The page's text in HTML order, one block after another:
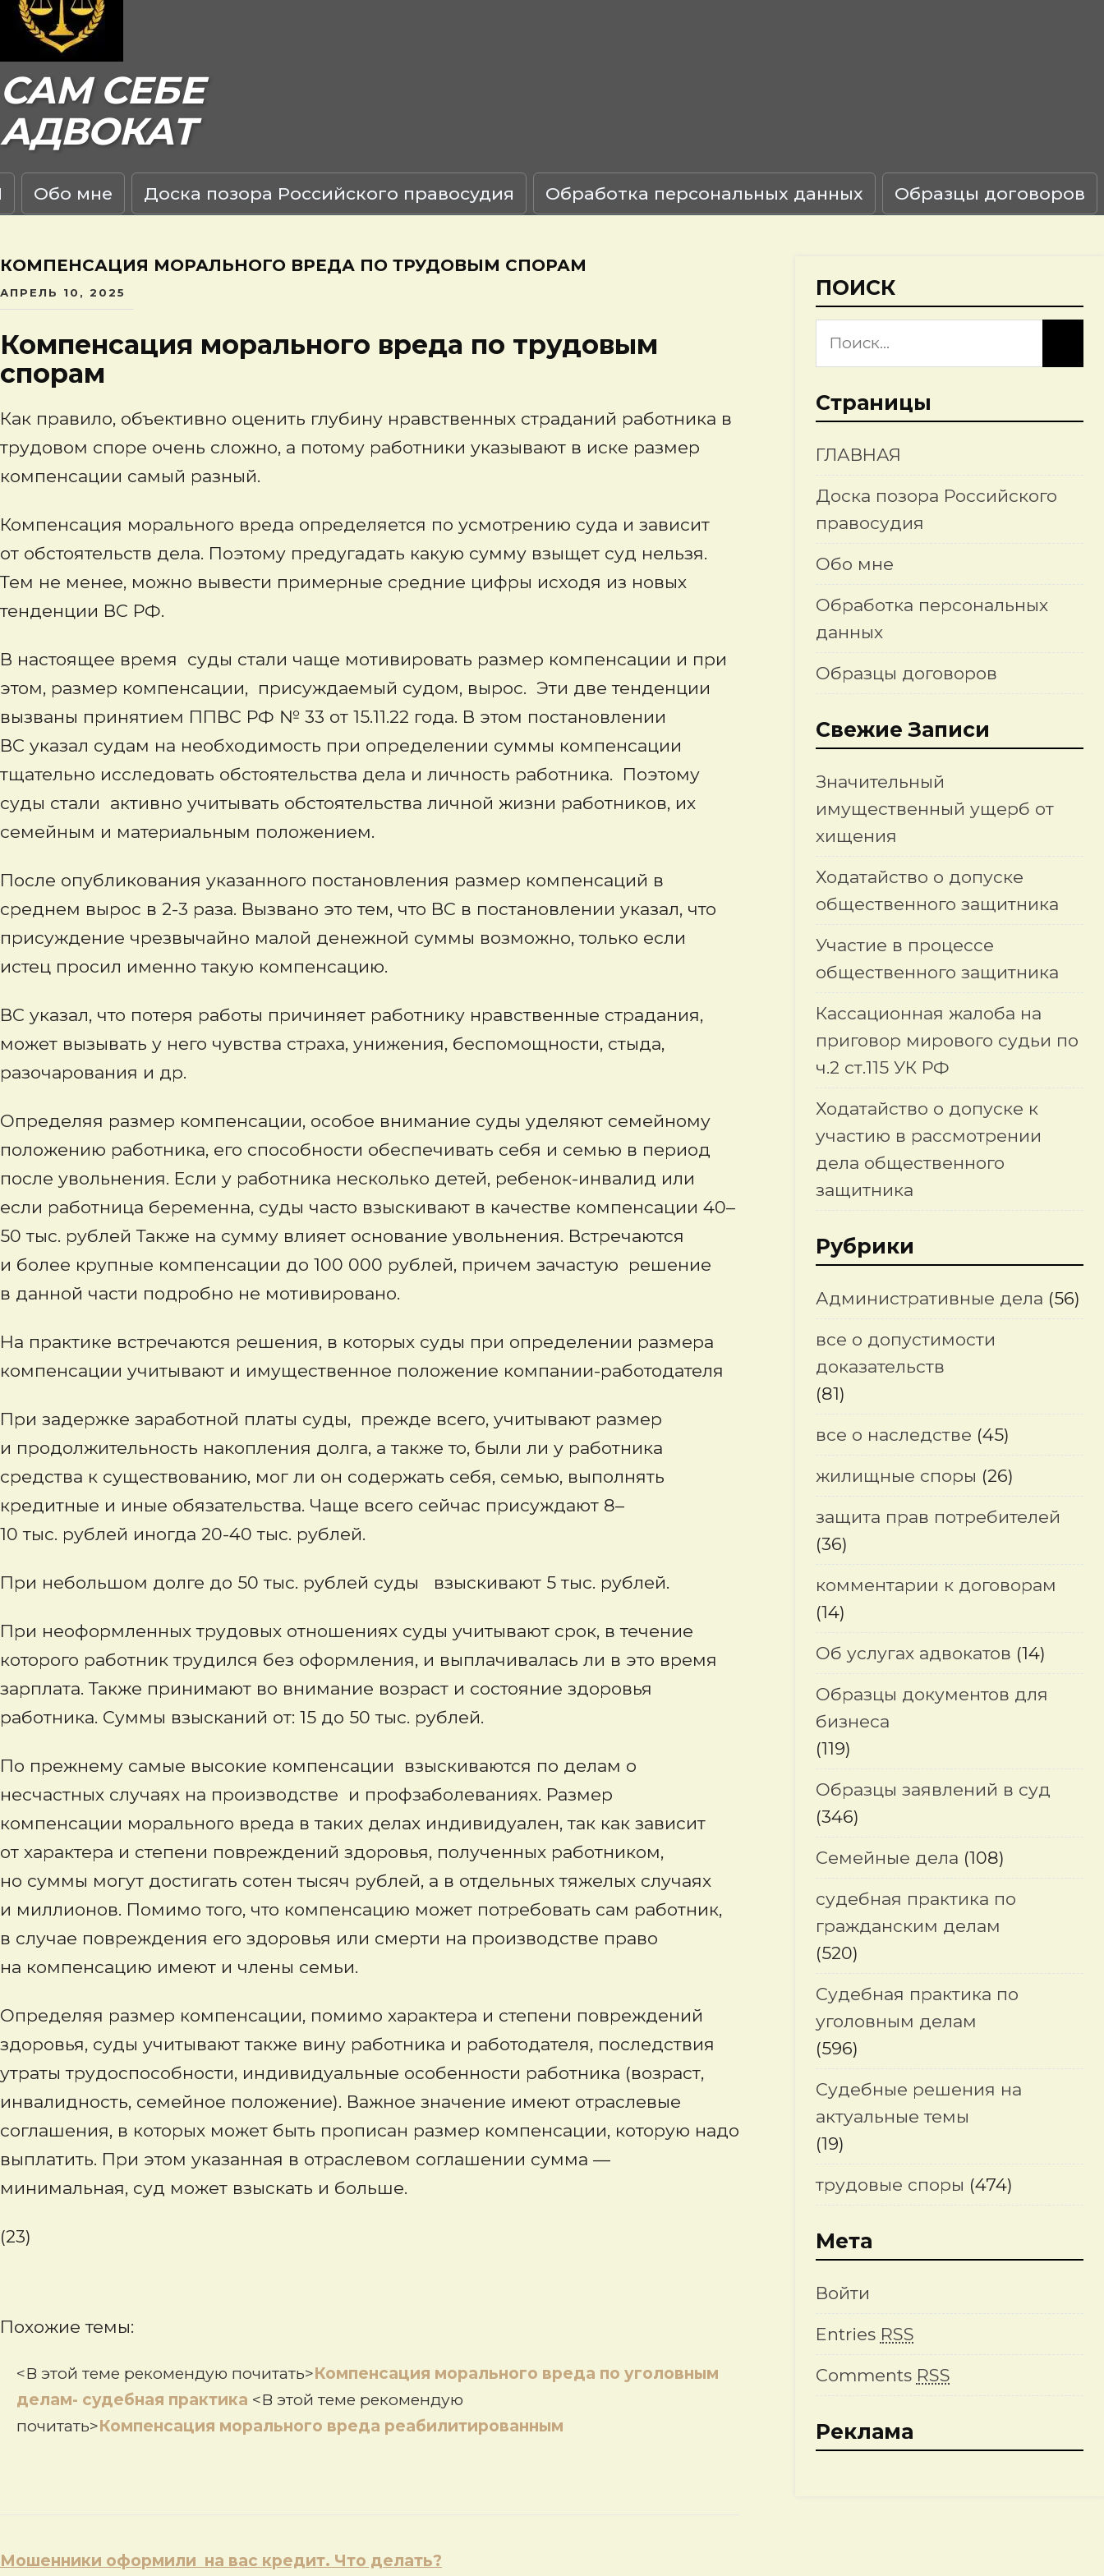
САМ СЕБЕ
АДВОКАТ
Обо мне Доска позора Российского правосудия Обработка персональных данных Образцы договоров
КОМПЕНСАЦИЯ МОРАЛЬНОГО ВРЕДА ПО ТРУДОВЫМ СПОРАМ
АПРЕЛЬ 10, 2025
Компенсация морального вреда по трудовым
спорам
Как правило, объективно оценить глубину нравственных страданий работника в
трудовом споре очень сложно, а потому работники указывают в иске размер
компенсации самый разный.
Компенсация морального вреда определяется по усмотрению суда и зависит
от обстоятельств дела. Поэтому предугадать какую сумму взыщет суд нельзя.
Тем не менее, можно вывести примерные средние цифры исходя из новых
тенденции ВС РФ.
В настоящее время суды стали чаще мотивировать размер компенсации и при
этом, размер компенсации, присуждаемый судом, вырос. Эти две тенденции
вызваны принятием ППВС РФ № 33 от 15.11.22 года. В этом постановлении
ВС указал судам на необходимость при определении суммы компенсации
тщательно исследовать обстоятельства дела и личность работника. Поэтому
суды стали активно учитывать обстоятельства личной жизни работников, их
семейным и материальным положением.
После опубликования указанного постановления размер компенсаций в
среднем вырос в 2-3 раза. Вызвано это тем, что ВС в постановлении указал, что
присуждение чрезвычайно малой денежной суммы возможно, только если
истец просил именно такую компенсацию.
ВС указал, что потеря работы причиняет работнику нравственные страдания,
может вызывать у него чувства страха, унижения, беспомощности, стыда,
разочарования и др.
Определяя размер компенсации, особое внимание суды уделяют семейному
положению работника, его способности обеспечивать себя и семью в период
после увольнения. Если у работника несколько детей, ребенок-инвалид или
если работница беременна, суды часто взыскивают в качестве компенсации 40–
50 тыс. рублей Также на сумму влияет основание увольнения. Встречаются
и более крупные компенсации до 100 000 рублей, причем зачастую решение
в данной части подробно не мотивировано.
На практике встречаются решения, в которых суды при определении размера
компенсации учитывают и имущественное положение компании-работодателя
При задержке заработной платы суды, прежде всего, учитывают размер
и продолжительность накопления долга, а также то, были ли у работника
средства к существованию, мог ли он содержать себя, семью, выполнять
кредитные и иные обязательства. Чаще всего сейчас присуждают 8–
10 тыс. рублей иногда 20-40 тыс. рублей.
При небольшом долге до 50 тыс. рублей суды взыскивают 5 тыс. рублей.
При неоформленных трудовых отношениях суды учитывают срок, в течение
которого работник трудился без оформления, и выплачивалась ли в это время
зарплата. Также принимают во внимание возраст и состояние здоровья
работника. Суммы взысканий от: 15 до 50 тыс. рублей.
По прежнему самые высокие компенсации взыскиваются по делам о
несчастных случаях на производстве и профзаболеваниях. Размер
компенсации морального вреда в таких делах индивидуален, так как зависит
от характера и степени повреждений здоровья, полученных работником,
но суммы могут достигать сотен тысяч рублей, а в отдельных тяжелых случаях
и миллионов. Помимо того, что компенсацию может потребовать сам работник,
в случае повреждения его здоровья или смерти на производстве право
на компенсацию имеют и члены семьи.
Определяя размер компенсации, помимо характера и степени повреждений
здоровья, суды учитывают также вину работника и работодателя, последствия
утраты трудоспособности, индивидуальные особенности работника (возраст,
инвалидность, семейное положение). Важное значение имеют отраслевые
соглашения, в которых может быть прописан размер компенсации, которую надо
выплатить. При этом указанная в отраслевом соглашении сумма —
минимальная, суд может взыскать и больше.
(23)
Похожие темы:
<В этой теме рекомендую почитать>Компенсация морального вреда по уголовным
делам- судебная практика <В этой теме рекомендую
почитать>Компенсация морального вреда реабилитированным
Навигация
Мошенники оформили на вас кредит. Что делать?
ПОИСК
Страницы
ГЛАВНАЯ
Доска позора Российского
правосудия
Обо мне
Обработка персональных
данных
Образцы договоров
Свежие Записи
Значительный
имущественный ущерб от
хищения
Ходатайство о допуске
общественного защитника
Участие в процессе
общественного защитника
Кассационная жалоба на
приговор мирового судьи по
ч.2 ст.115 УК РФ
Ходатайство о допуске к
участию в рассмотрении
дела общественного
защитника
Рубрики
Административные дела (56)
все о допустимости
доказательств
(81)
все о наследстве (45)
жилищные споры (26)
защита прав потребителей
(36)
комментарии к договорам
(14)
Об услугах адвокатов (14)
Образцы документов для
бизнеса
(119)
Образцы заявлений в суд
(346)
Семейные дела (108)
судебная практика по
гражданским делам
(520)
Судебная практика по
уголовным делам
(596)
Судебные решения на
актуальные темы
(19)
трудовые споры (474)
Мета
Войти
Entries RSS
Comments RSS
Реклама